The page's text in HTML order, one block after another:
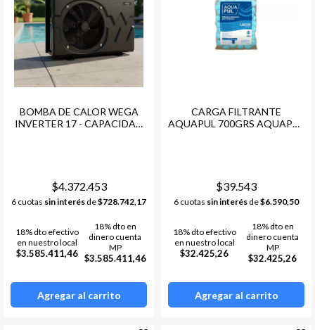
BOMBA DE CALOR WEGA
INVERTER 17 - CAPACIDAD
$4.372.453
6 cuotas sin interés de$728.742,17
18% dto efectivo
en nuestro local
$3.585.411,46
18% dto en
dinero cuenta
MP
$3.585.411,46
Agregar al carrito
CARGA FILTRANTE
AQUAPUL 700GRS AQUAPUL
$39.543
6 cuotas sin interés de$6.590,50
18% dto efectivo
en nuestro local
$32.425,26
18% dto en
dinero cuenta
MP
$32.425,26
Agregar al carrito